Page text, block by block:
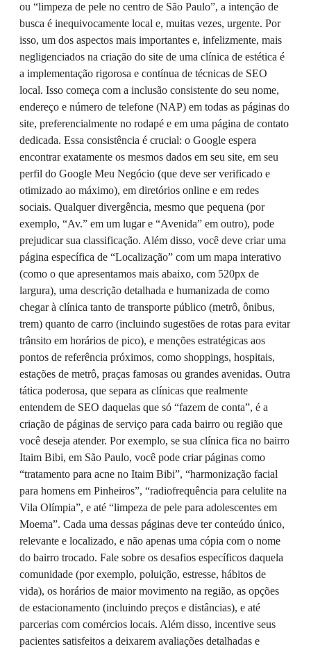
ou “limpeza de pele no centro de São Paulo”, a intenção de
busca é inequivocamente local e, muitas vezes, urgente. Por
isso, um dos aspectos mais importantes e, infelizmente, mais
negligenciados na criação do site de uma clínica de estética é
a implementação rigorosa e contínua de técnicas de SEO
local. Isso começa com a inclusão consistente do seu nome,
endereço e número de telefone (NAP) em todas as páginas do
site, preferencialmente no rodapé e em uma página de contato
dedicada. Essa consistência é crucial: o Google espera
encontrar exatamente os mesmos dados em seu site, em seu
perfil do Google Meu Negócio (que deve ser verificado e
otimizado ao máximo), em diretórios online e em redes
sociais. Qualquer divergência, mesmo que pequena (por
exemplo, “Av.” em um lugar e “Avenida” em outro), pode
prejudicar sua classificação. Além disso, você deve criar uma
página específica de “Localização” com um mapa interativo
(como o que apresentamos mais abaixo, com 520px de
largura), uma descrição detalhada e humanizada de como
chegar à clínica tanto de transporte público (metrô, ônibus,
trem) quanto de carro (incluindo sugestões de rotas para evitar
trânsito em horários de pico), e menções estratégicas aos
pontos de referência próximos, como shoppings, hospitais,
estações de metrô, praças famosas ou grandes avenidas. Outra
tática poderosa, que separa as clínicas que realmente
entendem de SEO daquelas que só “fazem de conta”, é a
criação de páginas de serviço para cada bairro ou região que
você deseja atender. Por exemplo, se sua clínica fica no bairro
Itaim Bibi, em São Paulo, você pode criar páginas como
“tratamento para acne no Itaim Bibi”, “harmonização facial
para homens em Pinheiros”, “radiofrequência para celulite na
Vila Olímpia”, e até “limpeza de pele para adolescentes em
Moema”. Cada uma dessas páginas deve ter conteúdo único,
relevante e localizado, e não apenas uma cópia com o nome
do bairro trocado. Fale sobre os desafios específicos daquela
comunidade (por exemplo, poluição, estresse, hábitos de
vida), os horários de maior movimento na região, as opções
de estacionamento (incluindo preços e distâncias), e até
parcerias com comércios locais. Além disso, incentive seus
pacientes satisfeitos a deixarem avaliações detalhadas e